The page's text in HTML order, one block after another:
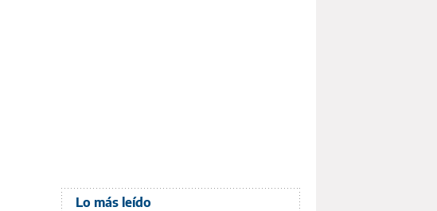
Lo más leído